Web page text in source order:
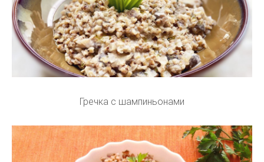
Гречка с шампиньонами